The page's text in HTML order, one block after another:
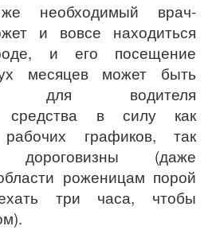
необходимый врач-
и вовсе находиться
и его посещение
месяцев может быть
для водителя
средства в силу как
рабочих графиков, так
(даже
роженицам порой
три часа, чтобы